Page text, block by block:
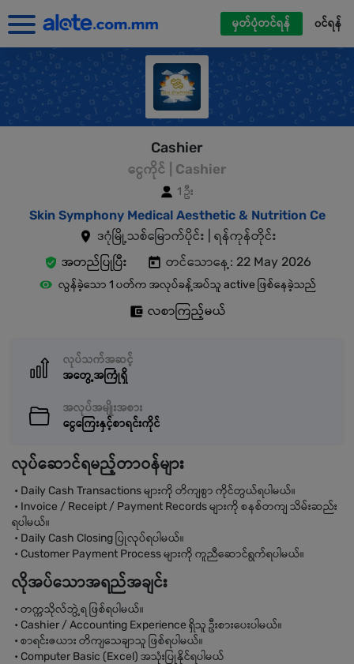
မှတ်ပုံတင်ရန် ၀င်ရန်
Cashier
ငွေကိုင် | Cashier
1 ဦး
Skin Symphony Medical Aesthetic & Nutrition Ce
ဒဂုံမြို့သစ်မြောက်ပိုင်း | ရန်ကုန်တိုင်း
အတည်ပြုပြီး
တင်သောနေ့: 22 May 2026
လွန်ခဲ့သော 1 ပတ်က အလုပ်ခန့်အပ်သူ active ဖြစ်နေခဲ့သည်
လစာကြည့်မယ်
လုပ်သက်အဆင့်
အတွေ့အကြုံရှိ
အလုပ်အမျိုးအစား
ငွေကြေးနှင့်စာရင်းကိုင်
လုပ်ဆောင်ရမည့်တာဝန်များ
• Daily Cash Transactions များကို တိကျစွာ ကိုင်တွယ်ရပါမယ်။
• Invoice / Receipt / Payment Records များကို စနစ်တကျ သိမ်းဆည်း
ရပါမယ်။
• Daily Cash Closing ပြုလုပ်ရပါမယ်။
• Customer Payment Process များကို ကူညီဆောင်ရွက်ရပါမယ်။
လိုအပ်သောအရည်အချင်း
• တက္ကသိုလ်ဘွဲ့ရ ဖြစ်ရပါမယ်။
• Cashier / Accounting Experience ရှိသူ ဦးစားပေးပါမယ်။
• စာရင်းဇယား တိကျသေချာသူ ဖြစ်ရပါမယ်။
• Computer Basic (Excel) အသုံးပြုနိုင်ရပါမယ်